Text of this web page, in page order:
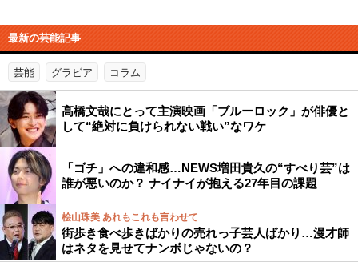
最新の芸能記事
芸能 グラビア コラム
高橋文哉にとって主演映画「ブルーロック」が俳優と
して“絶対に負けられない戦い”なワケ
「ゴチ」への違和感…NEWS増田貴久の“すべり芸”は
誰が悪いのか？ ナイナイが抱える27年目の課題
桧山珠美 あれもこれも言わせて
街歩き食べ歩きばかりの売れっ子芸人ばかり…漫才師
はネタを見せてナンボじゃないの？